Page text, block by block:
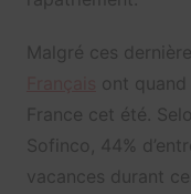
Malgré ces
ont
France cet été.
Sofinco, 44%
vacances durant